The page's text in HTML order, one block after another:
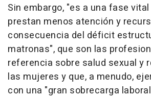
Sin embargo, "es a una fase
prestan menos atención y
consecuencia del déficit
matronas", que son las
referencia sobre salud sexual y
las mujeres y que, a menudo,
con una "gran sobrecarga